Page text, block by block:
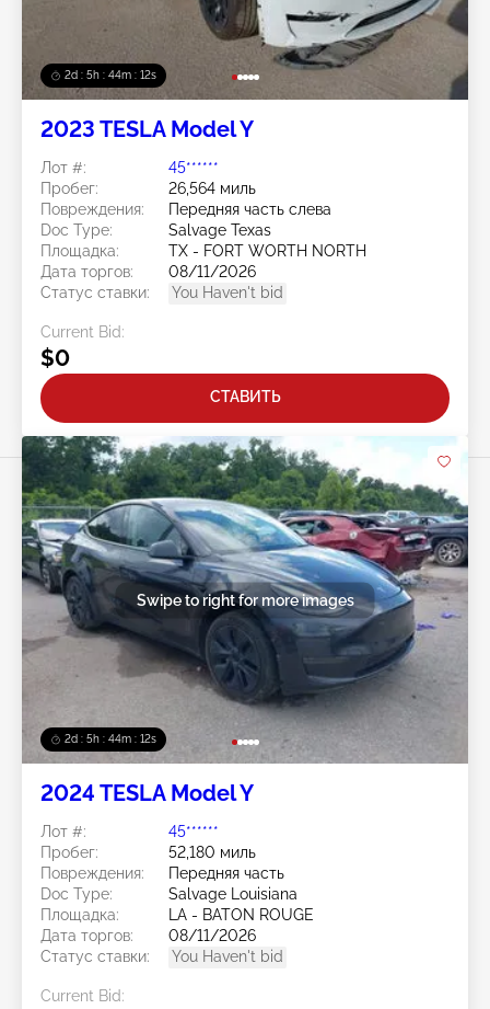
2d : 5h : 44m : 09s
2023 TESLA Model Y
Лот #:
45******
Пробег:
26,564 миль
Повреждения:
Передняя часть слева
Doc Type:
Salvage Texas
Площадка:
TX - FORT WORTH NORTH
Дата торгов:
08/11/2026
Статус ставки:
You Haven't bid
Current Bid:
$0
СТАВИТЬ
2d : 5h : 44m : 09s
Swipe to right for more images
2024 TESLA Model Y
Лот #:
45******
Пробег:
52,180 миль
Повреждения:
Передняя часть
Doc Type:
Salvage Louisiana
Площадка:
LA - BATON ROUGE
Дата торгов:
08/11/2026
Статус ставки:
You Haven't bid
Current Bid: